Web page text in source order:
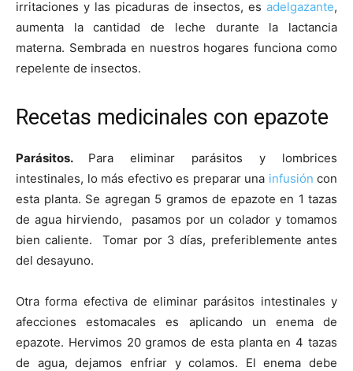
irritaciones y las picaduras de insectos, es adelgazante,
aumenta la cantidad de leche durante la lactancia
materna. Sembrada en nuestros hogares funciona como
repelente de insectos.
Recetas medicinales con epazote
Parásitos. Para eliminar parásitos y lombrices
intestinales, lo más efectivo es preparar una infusión con
esta planta. Se agregan 5 gramos de epazote en 1 tazas
de agua hirviendo, pasamos por un colador y tomamos
bien caliente. Tomar por 3 días, preferiblemente antes
del desayuno.
Otra forma efectiva de eliminar parásitos intestinales y
afecciones estomacales es aplicando un enema de
epazote. Hervimos 20 gramos de esta planta en 4 tazas
de agua, dejamos enfriar y colamos. El enema debe